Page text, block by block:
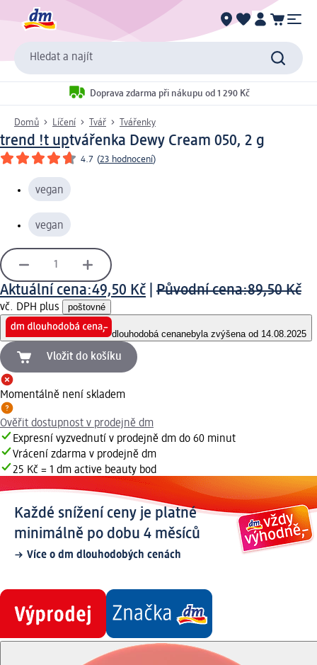
Hledat a najít
Doprava zdarma při nákupu od 1 290 Kč
Domů Líčení Tvář Tvářenky
trend !t uptvářenka Dewy Cream 050, 2 g
4.7 (23 hodnocení)
vegan
vegan
Aktuální cena:49,50 Kč Původní cena:89,50 Kč
vč. DPH plus poštovné
dlouhodobá cenanebyla zvýšena od 14.08.2025
Vložit do košíku
Momentálně není skladem
Ověřit dostupnost v prodejně dm
Expresní vyzvednutí v prodejně dm do 60 minut
Vrácení zdarma v prodejně dm
25 Kč = 1 dm active beauty bod
Každé snížení ceny je platné
minimálně po dobu 4 měsíců
Více o dm dlouhodobých cenách